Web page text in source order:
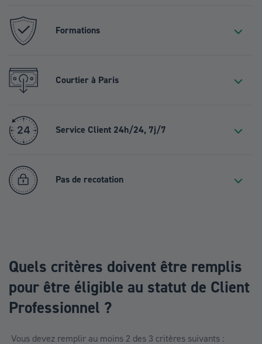
Formations
Courtier à Paris
Service Client 24h/24, 7j/7
Pas de recotation
Quels critères doivent être remplis
pour être éligible au statut de Client
Professionnel ?
Vous devez remplir au moins 2 des 3 critères suivants :